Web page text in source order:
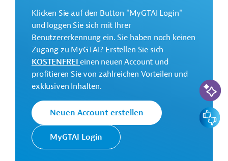
Germany Trade and Invest angeben!
Pumpen, Kompressoren
Solarenergie
Wasserversorgung, Bewässerung
Wasser- und Abwassertechnologie, übergreifend
Ausschreibungen
Klicken Sie auf den Button "MyGTAI Login"
und loggen Sie sich mit Ihrer
Benutzererkennung ein. Sie haben noch keinen
Zugang zu MyGTAI? Erstellen Sie sich
KOSTENFREIeinen neuen Account und
profitieren Sie von zahlreichen Vorteilen und
exklusiven Inhalten.
Neuen Account erstellen
MyGTAI Login
KI-